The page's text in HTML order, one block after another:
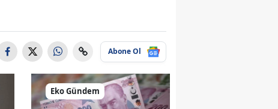
Abone Ol
Eko Gündem